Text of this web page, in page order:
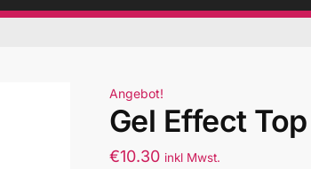
Angebot!
Gel Effect
€10.30 inkl Mwst.